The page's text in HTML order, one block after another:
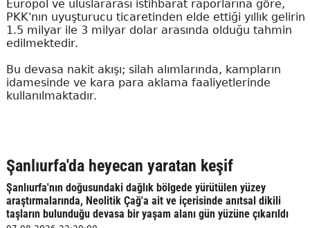
Europol ve uluslararası istihbarat raporlarına göre,
PKK'nın uyuşturucu ticaretinden elde ettiği yıllık gelirin
1.5 milyar ile 3 milyar dolar arasında olduğu tahmin
edilmektedir.
Bu devasa nakit akışı; silah alımlarında, kampların
idamesinde ve kara para aklama faaliyetlerinde
kullanılmaktadır.
Şanlıurfa'da heyecan yaratan keşif
Şanlıurfa'nın doğusundaki dağlık bölgede yürütülen yüzey
araştırmalarında, Neolitik Çağ'a ait ve içerisinde anıtsal dikili
taşların bulunduğu devasa bir yaşam alanı gün yüzüne çıkarıldı